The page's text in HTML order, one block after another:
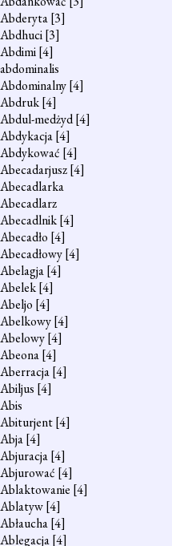
Abderyta[3]
Abdhuci[3]
Abdimi[4]
abdominalis
Abdominalny[4]
Abdruk[4]
Abdul-medżyd[4]
Abdykacja[4]
Abdykować [4]
Abecadarjusz[4]
Abecadlarka
Abecadlarz
Abecadlnik[4]
Abecadło [4]
Abecadłowy[4]
Abelagja[4]
Abelek[4]
Abeljo [4]
Abelkowy[4]
Abelowy[4]
Abeona[4]
Aberracja[4]
Abiljus [4]
Abis
Abiturjent[4]
Abja[4]
Abjuracja[4]
Abjurować [4]
Ablaktowanie [4]
Ablatyw[4]
Abłaucha[4]
Ablegacja[4]